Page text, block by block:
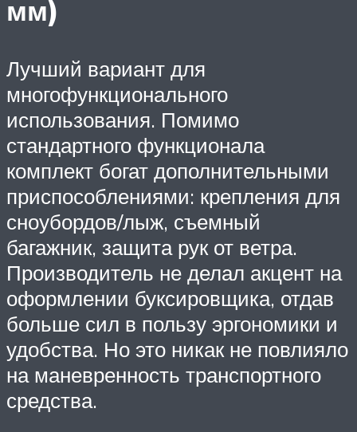
мм)
Лучший вариант для
многофункционального
использования. Помимо
стандартного функционала
комплект богат дополнительными
приспособлениями: крепления для
сноубордов/лыж, съемный
багажник, защита рук от ветра.
Производитель не делал акцент на
оформлении буксировщика, отдав
больше сил в пользу эргономики и
удобства. Но это никак не повлияло
на маневренность транспортного
средства.